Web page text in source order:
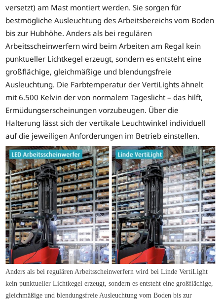
versetzt) am Mast montiert werden. Sie sorgen für
bestmögliche Ausleuchtung des Arbeitsbereichs vom Boden
bis zur Hubhöhe. Anders als bei regulären
Arbeitsscheinwerfern wird beim Arbeiten am Regal kein
punktueller Lichtkegel erzeugt, sondern es entsteht eine
großflächige, gleichmäßige und blendungsfreie
Ausleuchtung. Die Farbtemperatur der VertiLights ähnelt
mit 6.500 Kelvin der von normalem Tageslicht – das hilft,
Ermüdungserscheinungen vorzubeugen. Über die
Halterung lässt sich der vertikale Leuchtwinkel individuell
auf die jeweiligen Anforderungen im Betrieb einstellen.
Anders als bei regulären Arbeitsscheinwerfern wird bei Linde VertiLight
kein punktueller Lichtkegel erzeugt, sondern es entsteht eine großflächige,
gleichmäßige und blendungsfreie Ausleuchtung vom Boden bis zur